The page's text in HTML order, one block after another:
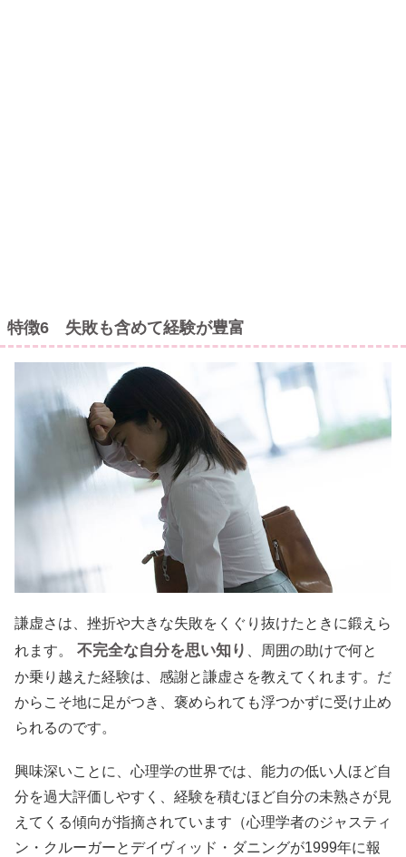
特徴6 失敗も含めて経験が豊富
謙虚さは、挫折や大きな失敗をくぐり抜けたときに鍛えら
れます。
不完全な自分を思い知り
、周囲の助けで何と
か乗り越えた経験は、感謝と謙虚さを教えてくれます。だ
からこそ地に足がつき、褒められても浮つかずに受け止め
られるのです。
興味深いことに、心理学の世界では、能力の低い人ほど自
分を過大評価しやすく、経験を積むほど自分の未熟さが見
えてくる傾向が指摘されています（心理学者のジャスティ
ン・クルーガーとデイヴィッド・ダニングが1999年に報